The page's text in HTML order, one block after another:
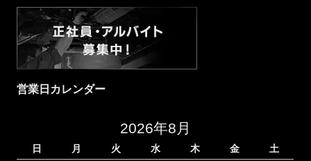
営業日カレンダー
2026年8月
日 月 火 水 木 金
土